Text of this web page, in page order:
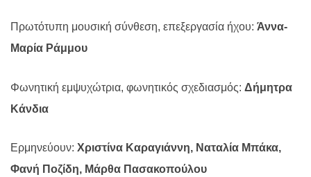
Πρωτότυπη μουσική σύνθεση, επεξεργασία ήχου: Άννα-
Μαρία Ράμμου
Φωνητική εμψυχώτρια, φωνητικός σχεδιασμός: Δήμητρα
Κάνδια
Ερμηνεύουν: Χριστίνα Καραγιάννη, Ναταλία Μπάκα,
Φανή Ποζίδη, Μάρθα Πασακοπούλου